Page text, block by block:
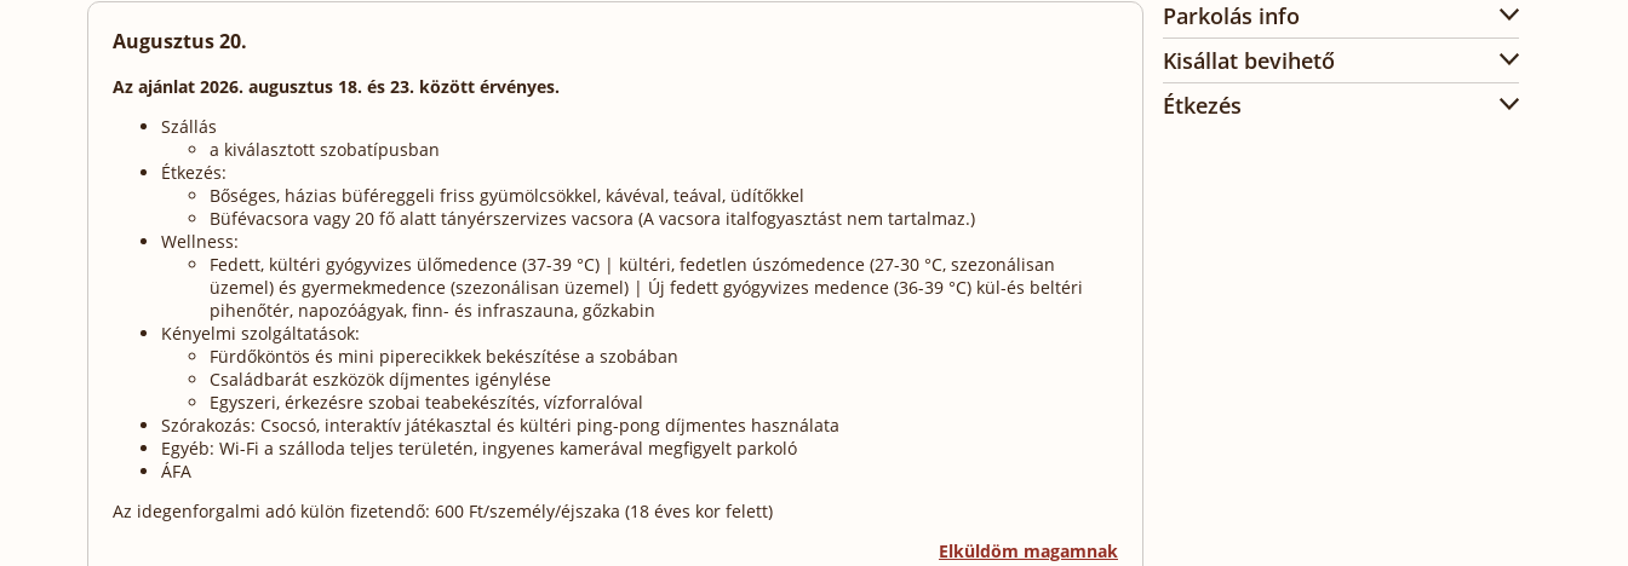
Augusztus 20.
Az ajánlat 2026. augusztus 18. és 23. között érvényes.
Szállás
a kiválasztott szobatípusban
Étkezés:
Bőséges, házias büféreggeli friss gyümölcsökkel, kávéval, teával, üdítőkkel
Büfévacsora vagy 20 fő alatt tányérszervizes vacsora (A vacsora italfogyasztást nem tartalmaz.)
Wellness:
Fedett, kültéri gyógyvizes ülőmedence (37-39 °C) | kültéri, fedetlen úszómedence (27-30 °C, szezonálisan
üzemel) és gyermekmedence (szezonálisan üzemel) | Új fedett gyógyvizes medence (36-39 °C) kül-és beltéri
pihenőtér, napozóágyak, finn- és infraszauna, gőzkabin
Kényelmi szolgáltatások:
Fürdőköntös és mini piperecikkek bekészítése a szobában
Családbarát eszközök díjmentes igénylése
Egyszeri, érkezésre szobai teabekészítés, vízforralóval
Szórakozás: Csocsó, interaktív játékasztal és kültéri ping-pong díjmentes használata
Egyéb: Wi-Fi a szálloda teljes területén, ingyenes kamerával megfigyelt parkoló
ÁFA
Az idegenforgalmi adó külön fizetendő: 600 Ft/személy/éjszaka (18 éves kor felett)
Elküldöm magamnak
Parkolás info
Kisállat bevihető
Étkezés